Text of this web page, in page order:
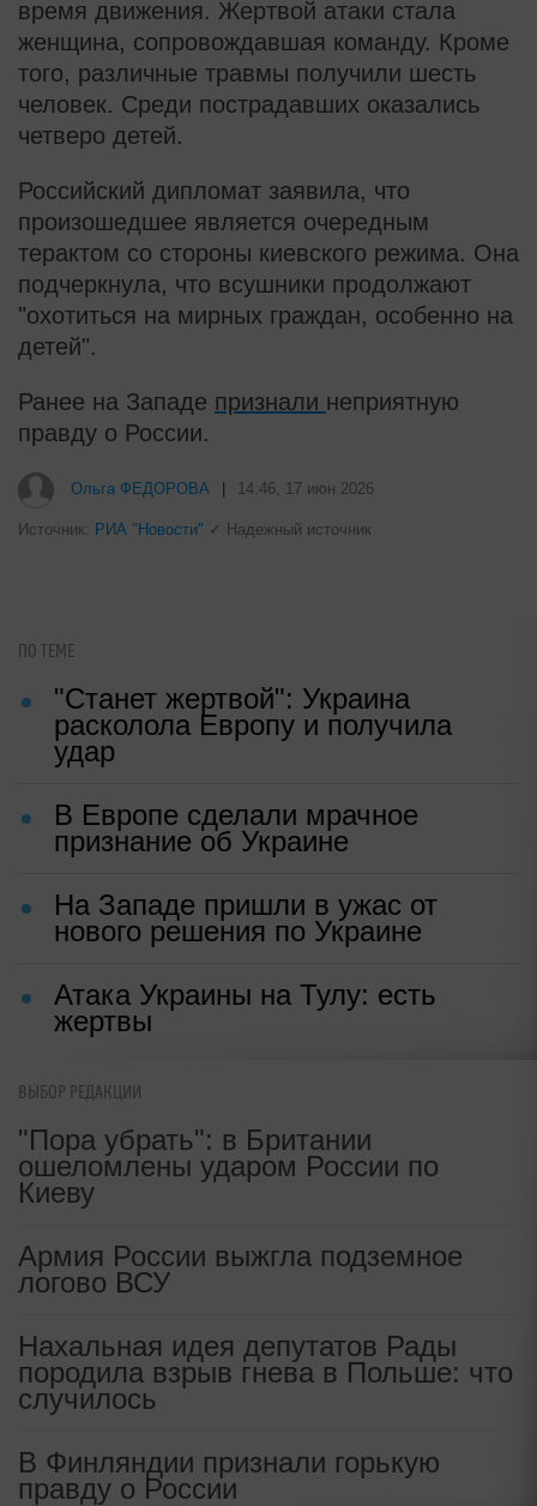
время движения. Жертвой атаки стала
женщина, сопровождавшая команду. Кроме
того, различные травмы получили шесть
человек. Среди пострадавших оказались
четверо детей.
Российский дипломат заявила, что
произошедшее является очередным
терактом со стороны киевского режима. Она
подчеркнула, что всушники продолжают
"охотиться на мирных граждан, особенно на
детей".
Ранее на Западе признали неприятную
правду о России.
Рак начинается не с боли: онколог
Источник: РИА "Новости" ✓ Надежный источник
ПО ТЕМЕ
расколола Европу и получила
удар
В Европе сделали мрачное
признание об Украине
На Западе пришли в ужас от
нового решения по Украине
Атака Украины на Тулу: есть
жертвы
ВЫБОР РЕДАКЦИИ
"Пора убрать": в Британии
ошеломлены ударом России по
Киеву
Армия России выжгла подземное
логово ВСУ
Нахальная идея депутатов Рады
породила взрыв гнева в Польше: что
случилось
В Финляндии признали горькую
правду о России